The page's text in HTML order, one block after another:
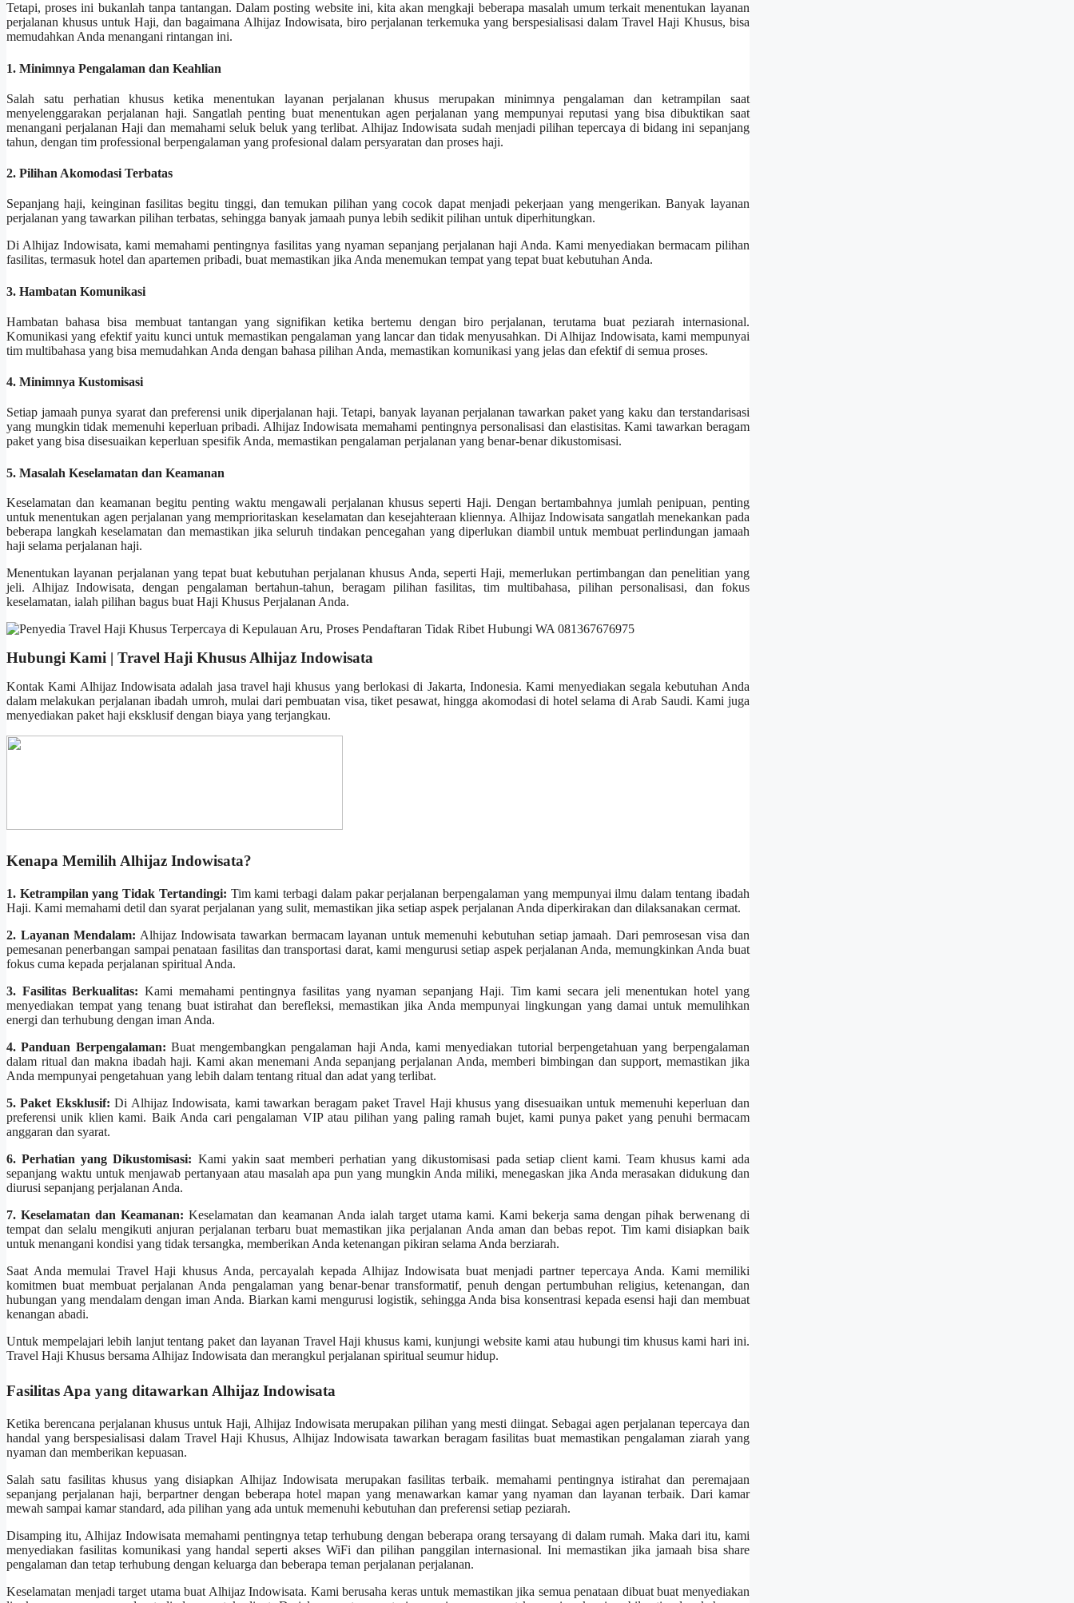
Tetapi, proses ini bukanlah tanpa tantangan. Dalam posting website ini, kita akan mengkaji beberapa masalah umum terkait menentukan layanan
perjalanan khusus untuk Haji, dan bagaimana Alhijaz Indowisata, biro perjalanan terkemuka yang berspesialisasi dalam Travel Haji Khusus, bisa
memudahkan Anda menangani rintangan ini.
1. Minimnya Pengalaman dan Keahlian
Salah satu perhatian khusus ketika menentukan layanan perjalanan khusus merupakan minimnya pengalaman dan ketrampilan saat
menyelenggarakan perjalanan haji. Sangatlah penting buat menentukan agen perjalanan yang mempunyai reputasi yang bisa dibuktikan saat
menangani perjalanan Haji dan memahami seluk beluk yang terlibat. Alhijaz Indowisata sudah menjadi pilihan tepercaya di bidang ini sepanjang
tahun, dengan tim professional berpengalaman yang profesional dalam persyaratan dan proses haji.
2. Pilihan Akomodasi Terbatas
Sepanjang haji, keinginan fasilitas begitu tinggi, dan temukan pilihan yang cocok dapat menjadi pekerjaan yang mengerikan. Banyak layanan
perjalanan yang tawarkan pilihan terbatas, sehingga banyak jamaah punya lebih sedikit pilihan untuk diperhitungkan.
Di Alhijaz Indowisata, kami memahami pentingnya fasilitas yang nyaman sepanjang perjalanan haji Anda. Kami menyediakan bermacam pilihan
fasilitas, termasuk hotel dan apartemen pribadi, buat memastikan jika Anda menemukan tempat yang tepat buat kebutuhan Anda.
3. Hambatan Komunikasi
Hambatan bahasa bisa membuat tantangan yang signifikan ketika bertemu dengan biro perjalanan, terutama buat peziarah internasional.
Komunikasi yang efektif yaitu kunci untuk memastikan pengalaman yang lancar dan tidak menyusahkan. Di Alhijaz Indowisata, kami mempunyai
tim multibahasa yang bisa memudahkan Anda dengan bahasa pilihan Anda, memastikan komunikasi yang jelas dan efektif di semua proses.
4. Minimnya Kustomisasi
Setiap jamaah punya syarat dan preferensi unik diperjalanan haji. Tetapi, banyak layanan perjalanan tawarkan paket yang kaku dan terstandarisasi
yang mungkin tidak memenuhi keperluan pribadi. Alhijaz Indowisata memahami pentingnya personalisasi dan elastisitas. Kami tawarkan beragam
paket yang bisa disesuaikan keperluan spesifik Anda, memastikan pengalaman perjalanan yang benar-benar dikustomisasi.
5. Masalah Keselamatan dan Keamanan
Keselamatan dan keamanan begitu penting waktu mengawali perjalanan khusus seperti Haji. Dengan bertambahnya jumlah penipuan, penting
untuk menentukan agen perjalanan yang memprioritaskan keselamatan dan kesejahteraan kliennya. Alhijaz Indowisata sangatlah menekankan pada
beberapa langkah keselamatan dan memastikan jika seluruh tindakan pencegahan yang diperlukan diambil untuk membuat perlindungan jamaah
haji selama perjalanan haji.
Menentukan layanan perjalanan yang tepat buat kebutuhan perjalanan khusus Anda, seperti Haji, memerlukan pertimbangan dan penelitian yang
jeli. Alhijaz Indowisata, dengan pengalaman bertahun-tahun, beragam pilihan fasilitas, tim multibahasa, pilihan personalisasi, dan fokus
keselamatan, ialah pilihan bagus buat Haji Khusus Perjalanan Anda.
Hubungi Kami | Travel Haji Khusus Alhijaz Indowisata
Kontak Kami Alhijaz Indowisata adalah jasa travel haji khusus yang berlokasi di Jakarta, Indonesia. Kami menyediakan segala kebutuhan Anda
dalam melakukan perjalanan ibadah umroh, mulai dari pembuatan visa, tiket pesawat, hingga akomodasi di hotel selama di Arab Saudi. Kami juga
menyediakan paket haji eksklusif dengan biaya yang terjangkau.
Kenapa Memilih Alhijaz Indowisata?
1. Ketrampilan yang Tidak Tertandingi: Tim kami terbagi dalam pakar perjalanan berpengalaman yang mempunyai ilmu dalam tentang ibadah
Haji. Kami memahami detil dan syarat perjalanan yang sulit, memastikan jika setiap aspek perjalanan Anda diperkirakan dan dilaksanakan cermat.
2. Layanan Mendalam: Alhijaz Indowisata tawarkan bermacam layanan untuk memenuhi kebutuhan setiap jamaah. Dari pemrosesan visa dan
pemesanan penerbangan sampai penataan fasilitas dan transportasi darat, kami mengurusi setiap aspek perjalanan Anda, memungkinkan Anda buat
fokus cuma kepada perjalanan spiritual Anda.
3. Fasilitas Berkualitas: Kami memahami pentingnya fasilitas yang nyaman sepanjang Haji. Tim kami secara jeli menentukan hotel yang
menyediakan tempat yang tenang buat istirahat dan berefleksi, memastikan jika Anda mempunyai lingkungan yang damai untuk memulihkan
energi dan terhubung dengan iman Anda.
4. Panduan Berpengalaman: Buat mengembangkan pengalaman haji Anda, kami menyediakan tutorial berpengetahuan yang berpengalaman
dalam ritual dan makna ibadah haji. Kami akan menemani Anda sepanjang perjalanan Anda, memberi bimbingan dan support, memastikan jika
Anda mempunyai pengetahuan yang lebih dalam tentang ritual dan adat yang terlibat.
5. Paket Eksklusif: Di Alhijaz Indowisata, kami tawarkan beragam paket Travel Haji khusus yang disesuaikan untuk memenuhi keperluan dan
preferensi unik klien kami. Baik Anda cari pengalaman VIP atau pilihan yang paling ramah bujet, kami punya paket yang penuhi bermacam
anggaran dan syarat.
6. Perhatian yang Dikustomisasi: Kami yakin saat memberi perhatian yang dikustomisasi pada setiap client kami. Team khusus kami ada
sepanjang waktu untuk menjawab pertanyaan atau masalah apa pun yang mungkin Anda miliki, menegaskan jika Anda merasakan didukung dan
diurusi sepanjang perjalanan Anda.
7. Keselamatan dan Keamanan: Keselamatan dan keamanan Anda ialah target utama kami. Kami bekerja sama dengan pihak berwenang di
tempat dan selalu mengikuti anjuran perjalanan terbaru buat memastikan jika perjalanan Anda aman dan bebas repot. Tim kami disiapkan baik
untuk menangani kondisi yang tidak tersangka, memberikan Anda ketenangan pikiran selama Anda berziarah.
Saat Anda memulai Travel Haji khusus Anda, percayalah kepada Alhijaz Indowisata buat menjadi partner tepercaya Anda. Kami memiliki
komitmen buat membuat perjalanan Anda pengalaman yang benar-benar transformatif, penuh dengan pertumbuhan religius, ketenangan, dan
hubungan yang mendalam dengan iman Anda. Biarkan kami mengurusi logistik, sehingga Anda bisa konsentrasi kepada esensi haji dan membuat
kenangan abadi.
Untuk mempelajari lebih lanjut tentang paket dan layanan Travel Haji khusus kami, kunjungi website kami atau hubungi tim khusus kami hari ini.
Travel Haji Khusus bersama Alhijaz Indowisata dan merangkul perjalanan spiritual seumur hidup.
Fasilitas Apa yang ditawarkan Alhijaz Indowisata
Ketika berencana perjalanan khusus untuk Haji, Alhijaz Indowisata merupakan pilihan yang mesti diingat. Sebagai agen perjalanan tepercaya dan
handal yang berspesialisasi dalam Travel Haji Khusus, Alhijaz Indowisata tawarkan beragam fasilitas buat memastikan pengalaman ziarah yang
nyaman dan memberikan kepuasan.
Salah satu fasilitas khusus yang disiapkan Alhijaz Indowisata merupakan fasilitas terbaik. memahami pentingnya istirahat dan peremajaan
sepanjang perjalanan haji, berpartner dengan beberapa hotel mapan yang menawarkan kamar yang nyaman dan layanan terbaik. Dari kamar
mewah sampai kamar standard, ada pilihan yang ada untuk memenuhi kebutuhan dan preferensi setiap peziarah.
Disamping itu, Alhijaz Indowisata memahami pentingnya tetap terhubung dengan beberapa orang tersayang di dalam rumah. Maka dari itu, kami
menyediakan fasilitas komunikasi yang handal seperti akses WiFi dan pilihan panggilan internasional. Ini memastikan jika jamaah bisa share
pengalaman dan tetap terhubung dengan keluarga dan beberapa teman perjalanan perjalanan.
Keselamatan menjadi target utama buat Alhijaz Indowisata. Kami berusaha keras untuk memastikan jika semua penataan dibuat buat menyediakan